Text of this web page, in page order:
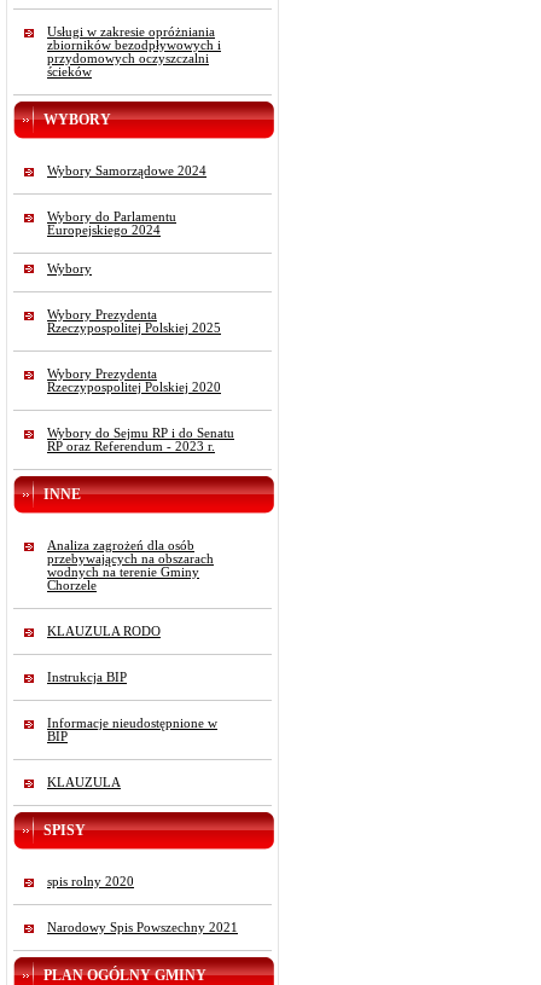
Usługi w zakresie opróżniania
zbiorników bezodpływowych i
przydomowych oczyszczalni
ścieków
WYBORY
Wybory Samorządowe 2024
Wybory do Parlamentu
Europejskiego 2024
Wybory
Wybory Prezydenta
Rzeczypospolitej Polskiej 2025
Wybory Prezydenta
Rzeczypospolitej Polskiej 2020
Wybory do Sejmu RP i do Senatu
RP oraz Referendum - 2023 r.
INNE
Analiza zagrożeń dla osób
przebywających na obszarach
wodnych na terenie Gminy
Chorzele
KLAUZULA RODO
Instrukcja BIP
Informacje nieudostępnione w
BIP
KLAUZULA
SPISY
spis rolny 2020
Narodowy Spis Powszechny 2021
PLAN OGÓLNY GMINY